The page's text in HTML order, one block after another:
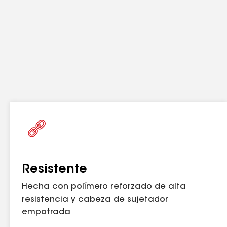
DP Drill-Tec™ n.º 12, sujetadores Drill-
Resistente
Hecha con polímero reforzado de alta
resistencia y cabeza de sujetador
empotrada